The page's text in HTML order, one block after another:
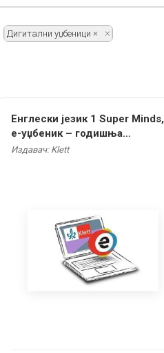
Дигитални уџбеници
Енглески језик 1 Super Minds,
е-уџбеник – годишња
претплата
Издавач: Klett